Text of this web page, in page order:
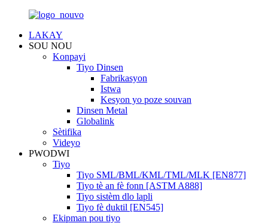
LAKAY
SOU NOU
Konpayi
Tiyo Dinsen
Fabrikasyon
Istwa
Kesyon yo poze souvan
Dinsen Metal
Globalink
Sètifika
Videyo
PWODWI
Tiyo
Tiyo SML/BML/KML/TML/MLK [EN877]
Tiyo tè an fè fonn [ASTM A888]
Tiyo sistèm dlo lapli
Tiyo fè duktil [EN545]
Ekipman pou tiyo